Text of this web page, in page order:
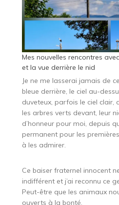
Mes nouvelles rencontres
et la vue derrière le nid
Je ne me lasserai jamais de
bleue derrière, le ciel au-
duveteux, parfois le ciel clair,
les arbres verts devant, leur
d’honneur pour moi, depuis
permanent pour les
à les admirer.
Ce baiser fraternel innocent
indifférent et j’ai reconnu ce
Peut-être que les animaux
ouverts à la bonté.